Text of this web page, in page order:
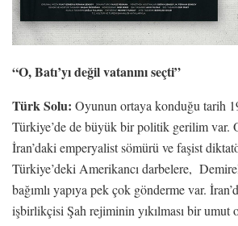
“O, Batı’yı değil vatanını seçti”
Türk Solu: Oyunun ortaya konduğu tarih
Türkiye’de de büyük bir politik gerilim var.
İran’daki emperyalist sömürü ve faşist
Türkiye’deki Amerikancı darbelere,
bağımlı yapıya pek çok gönderme var.
işbirlikçisi Şah rejiminin yıkılması bir umut